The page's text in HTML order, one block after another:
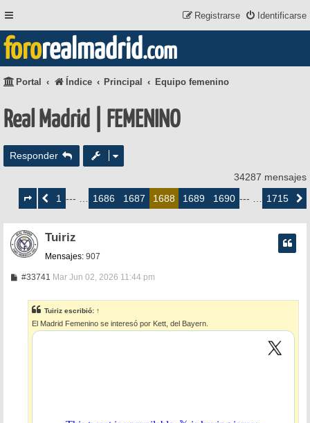
Identificarse
Registrarse
fororealmadrid.com
Portal Índice Principal Equipo femenino
Real Madrid | FEMENINO
Responder
34287 mensajes
deAnterior1 --- … 1686 1687 1688 1689 1690 --- … 1715
Tuiriz
Mensajes: 907
#33741 M
a
j
Mar Jun 02, 2026 11:44 pm
Tuiriz escribió: ↑
El Madrid Femenino se interesó por Kett, del Bayern.